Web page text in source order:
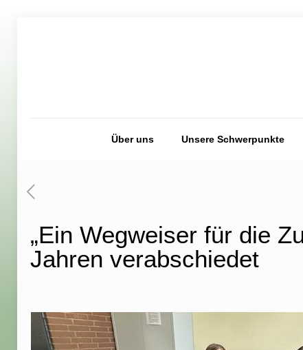
Über uns Unsere Schwerpunkte
„Ein Wegweiser für die
Jahren verabschiedet